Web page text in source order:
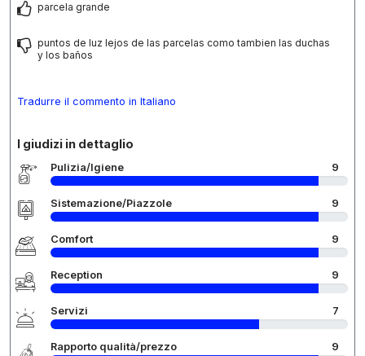
parcela grande
puntos de luz lejos de las parcelas como tambien las duchas
y los baños
Tradurre il commento in Italiano
I giudizi in dettaglio
Pulizia/Igiene 9
Sistemazione/Piazzole 9
Comfort 9
Reception 9
Servizi 7
Rapporto qualità/prezzo 9